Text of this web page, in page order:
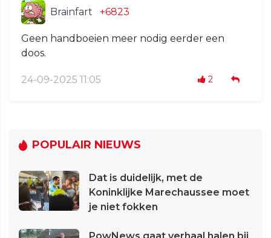
Brainfart +6823
Geen handboeien meer nodig eerder een
doos.
24-09-2025 11:05 2
POPULAIR NIEUWS
Dat is duidelijk, met de
Koninklijke Marechaussee moet
je niet fokken